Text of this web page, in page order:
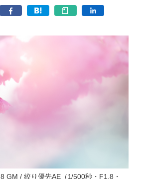
GM / 絞り優先AE（1/500秒・F1.8・